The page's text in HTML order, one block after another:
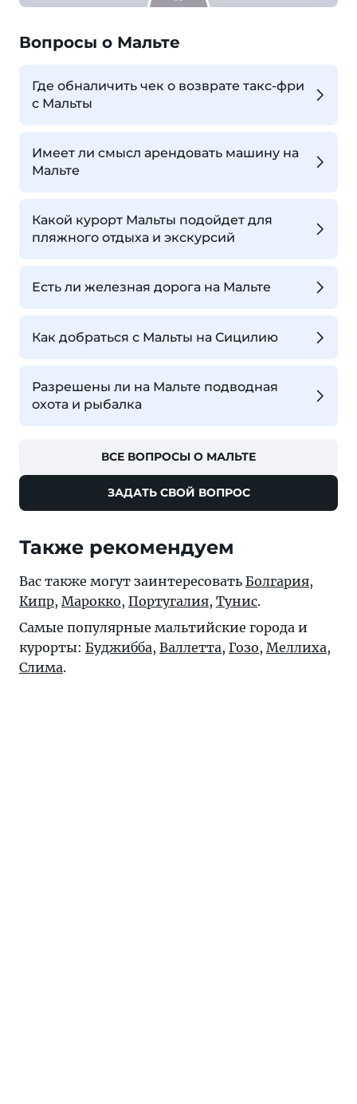
Вопросы о Мальте
Где обналичить чек о возврате такс-фри
с Мальты
Имеет ли смысл арендовать машину на
Мальте
Какой курорт Мальты подойдет для
пляжного отдыха и экскурсий
Есть ли железная дорога на Мальте
Как добраться с Мальты на Сицилию
Разрешены ли на Мальте подводная
охота и рыбалка
ВСЕ ВОПРОСЫ О МАЛЬТЕ
ЗАДАТЬ СВОЙ ВОПРОС
Также рекомендуем
Вас также могут заинтересовать Болгария,
Кипр, Марокко, Португалия, Тунис.
Самые популярные мальтийские города и
курорты: Буджибба, Валлетта, Гозо, Меллиха,
Слима.